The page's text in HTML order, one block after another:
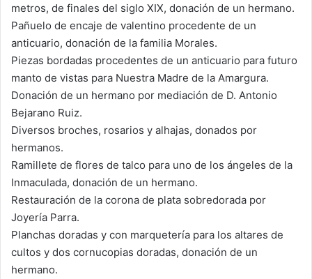
metros, de finales del siglo XIX, donación de un hermano.
Pañuelo de encaje de valentino procedente de un
anticuario, donación de la familia Morales.
Piezas bordadas procedentes de un anticuario para futuro
manto de vistas para Nuestra Madre de la Amargura.
Donación de un hermano por mediación de D. Antonio
Bejarano Ruiz.
Diversos broches, rosarios y alhajas, donados por
hermanos.
Ramillete de flores de talco para uno de los ángeles de la
Inmaculada, donación de un hermano.
Restauración de la corona de plata sobredorada por
Joyería Parra.
Planchas doradas y con marquetería para los altares de
cultos y dos cornucopias doradas, donación de un
hermano.